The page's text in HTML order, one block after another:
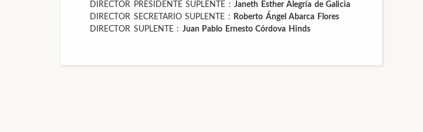
DIRECTOR PRESIDENTE SUPLENTE : Janeth Esther Alegría de Galicia
DIRECTOR SECRETARIO SUPLENTE :
Roberto Ángel Abarca Flores
DIRECTOR SUPLENTE : Juan Pablo Ernesto Córdova Hinds